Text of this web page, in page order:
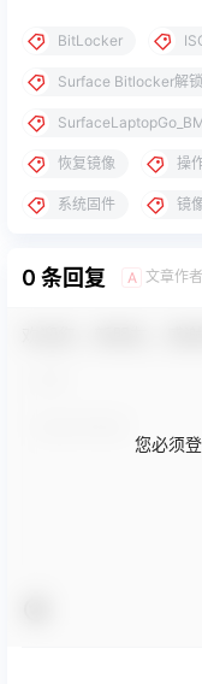
BitLocker
Surface Bitlocker解锁
恢复镜像 操
系统固件 镜
0 条回复 A 文章作者
您必须